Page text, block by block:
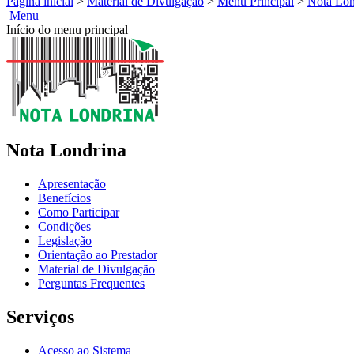
Menu
Início do menu principal
Nota Londrina
Apresentação
Benefícios
Como Participar
Condições
Legislação
Orientação ao Prestador
Material de Divulgação
Perguntas Frequentes
Serviços
Acesso ao Sistema